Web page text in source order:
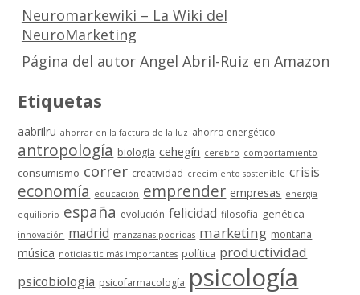
Neuromarkewiki – La Wiki del
NeuroMarketing
Página del autor Angel Abril-Ruiz en Amazon
Etiquetas
aabrilru ahorrar en la factura de la luz ahorro energético
antropología biología cehegín cerebro comportamiento
consumismo correr creatividad crecimiento sostenible crisis
economía educación emprender empresas energía
equilibrio españa evolución felicidad filosofía genética
innovación madrid manzanas podridas marketing montaña
música noticias tic más importantes política productividad
psicobiología psicofarmacología psicología